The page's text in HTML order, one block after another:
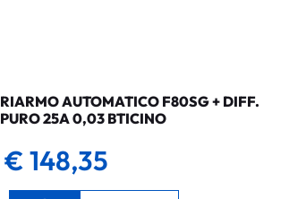
RIARMO AUTOMATICO F80SG + DIFF.
PURO 25A 0,03 BTICINO
€ 148,35